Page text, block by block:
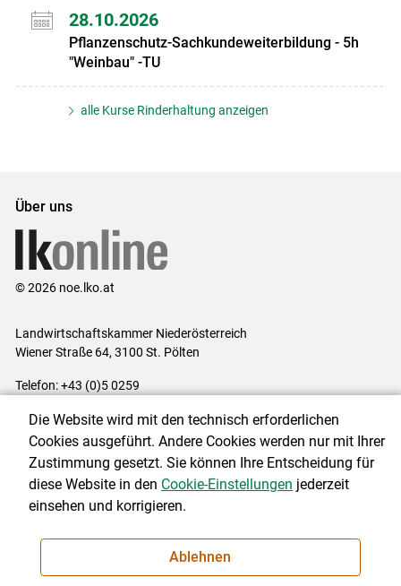
28.10.2026
Pflanzenschutz-Sachkundeweiterbildung - 5h
"Weinbau" -TU
alle Kurse Rinderhaltung anzeigen
Über uns
© 2026 noe.lko.at
Landwirtschaftskammer Niederösterreich
Wiener Straße 64, 3100 St. Pölten
Telefon: +43 (0)5 0259
Impressum|Kontakt|Datenschutzerklärung|Barrierefreiheit|
Cookie-Einstellungen
NEWSLETTER
Die Website wird mit den technisch erforderlichen
Cookies ausgeführt. Andere Cookies werden nur mit Ihrer
Zustimmung gesetzt. Sie können Ihre Entscheidung für
diese Website in den Cookie-Einstellungen jederzeit
einsehen und korrigieren.
Ablehnen